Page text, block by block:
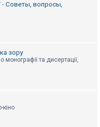
- Советы, вопросы,
зору
монографії та дисертації,
кіно